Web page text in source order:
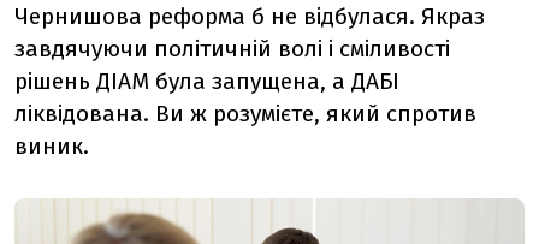
Чернишова реформа б не відбулася. Якраз
завдячуючи політичній волі і сміливості
рішень ДІАМ була запущена, а ДАБІ
ліквідована. Ви ж розумієте, який спротив
виник.